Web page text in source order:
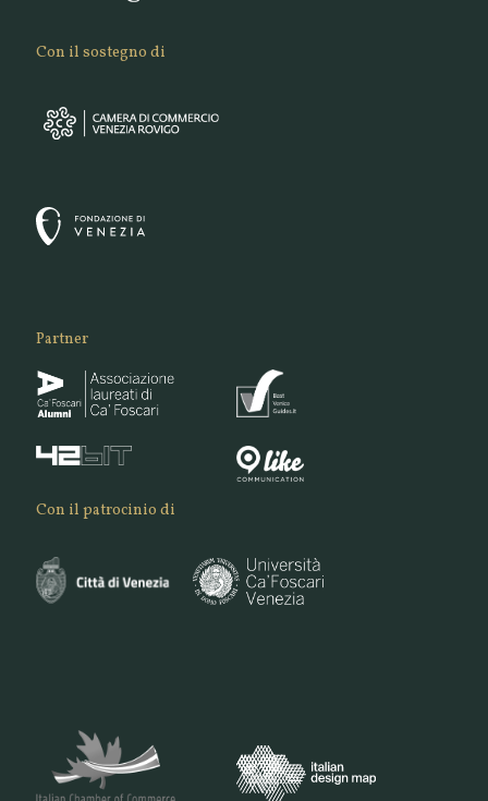
Con il sostegno di
Partner
Con il patrocinio di